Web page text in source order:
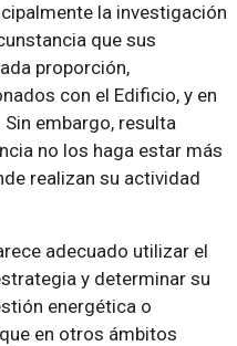
la investigación
que sus
proporción,
con el Edificio, y en
embargo, resulta
no los haga estar más
realizan su actividad
adecuado utilizar el
y determinar su
energética o
en otros ámbitos